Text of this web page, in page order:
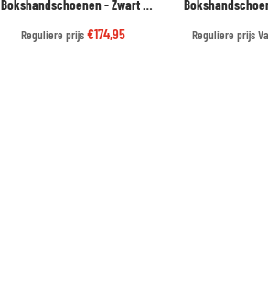
Bokshandschoenen - Zwart |
Reguliere prijs €174,95 Reguliere prijs